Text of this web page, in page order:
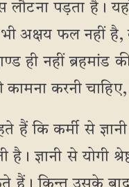
लौटना पड़ता है।
भी अक्षय फल
ही नहीं ब्रहमांड
कामना करनी
कि कर्मी से
है। ज्ञानी से योगी